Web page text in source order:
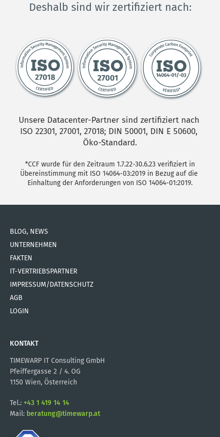
Deshalb sind wir zertifiziert nach:
Unsere Datacenter-Partner sind zertifiziert nach
ISO 22301, 27001, 27018; DIN 50001, DIN E 50600,
Öko-Standard.
Übereinstimmung mit ISO 14064-03:2019 in Bezug auf die
Einhaltung der Anforderungen von ISO 14064-01:2019.
BLOG, NEWS
UNTERNEHMEN
FAKTEN
IT-VERTRIEBSPARTNER
IMPRESSUM/DATENSCHUTZ
AGB
LOGIN
KONTAKT
TIMEWARP IT Consulting GmbH
Pfeiffergasse 2 / 4. OG
1150 Wien, Österreich
Tel.: +43 1 419 14 14
Mail: beratung@timewarp.at